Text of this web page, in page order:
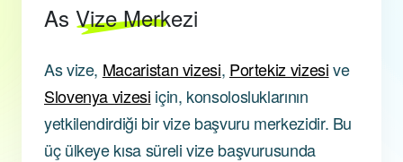
As Vize Merkezi
As vize, Macaristan vizesi, Portekiz vizesive
Slovenya vizesi için, konsolosluklarının
yetkilendirdiği bir vize başvuru merkezidir. Bu
üç ülkeye kısa süreli vize başvurusunda